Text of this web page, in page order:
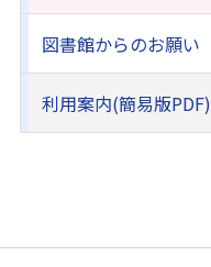
図書館からのお願い
利用案内(簡易版PDF)